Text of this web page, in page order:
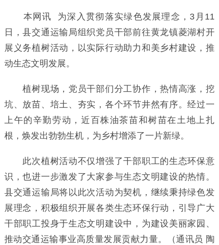
本网讯 为深入贯彻落实绿色发展理念，3月11
日，县交通运输局组织党员干部前往黄龙镇菱湖村开
展义务植树活动，以实际行动助力和美乡村建设，推
动生态文明发展。
植树现场，党员干部们分工协作，热情高涨，挖
坑、放苗、培土、夯实，各个环节井然有序。经过一
上午的辛勤劳动，近百株油茶苗和树苗在土地上扎
根，焕发出勃勃生机，为乡村增添了一片新绿。
此次植树活动不仅增强了干部职工的生态环保意
识，也进一步激发了大家参与生态文明建设的热情。
县交通运输局将以此次活动为契机，继续秉持绿色发
展理念，积极组织开展各类生态环保行动，引导广大
干部职工投身于生态文明建设中，为建设美丽家园、
推动交通运输事业高质量发展贡献力量。（通讯员 陶